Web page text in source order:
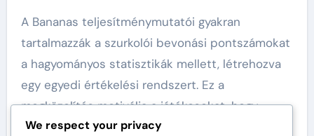
A Bananas teljesítménymutatói gyakran
tartalmazzák a szurkolói bevonási pontszámokat
a hagyományos statisztikák mellett, létrehozva
egy egyedi értékelési rendszert. Ez a
megközelítés motiválja a játékosokat, hogy
fejlesszék készségeiket, miközben
We respect your privacy